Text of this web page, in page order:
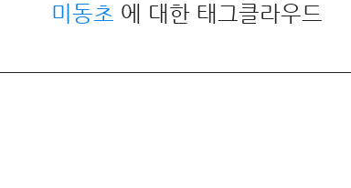
미동초 에 대한 태그클라우드